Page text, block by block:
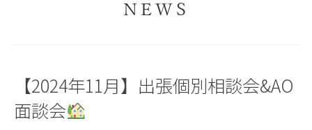
NEWS
【2024年11月】出張個別相談会&AO
面談会